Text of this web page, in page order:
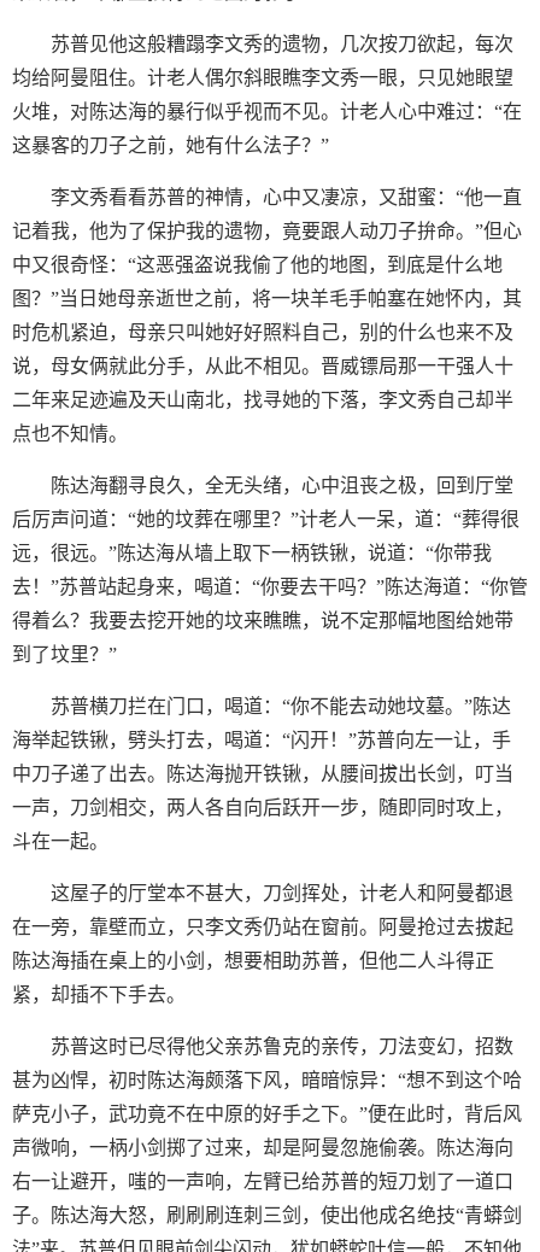
苏普见他这般糟蹋李文秀的遗物，几次按刀欲起，每次
均给阿曼阻住。计老人偶尔斜眼瞧李文秀一眼，只见她眼望
火堆，对陈达海的暴行似乎视而不见。计老人心中难过：“在
这暴客的刀子之前，她有什么法子？”
李文秀看看苏普的神情，心中又凄凉，又甜蜜：“他一直
记着我，他为了保护我的遗物，竟要跟人动刀子拚命。”但心
中又很奇怪：“这恶强盗说我偷了他的地图，到底是什么地
图？”当日她母亲逝世之前，将一块羊毛手帕塞在她怀内，其
时危机紧迫，母亲只叫她好好照料自己，别的什么也来不及
说，母女俩就此分手，从此不相见。晋威镖局那一干强人十
二年来足迹遍及天山南北，找寻她的下落，李文秀自己却半
点也不知情。
陈达海翻寻良久，全无头绪，心中沮丧之极，回到厅堂
后厉声问道：“她的坟葬在哪里？”计老人一呆，道：“葬得很
远，很远。”陈达海从墙上取下一柄铁锹，说道：“你带我
去！”苏普站起身来，喝道：“你要去干吗？”陈达海道：“你管
得着么？我要去挖开她的坟来瞧瞧，说不定那幅地图给她带
到了坟里？”
苏普横刀拦在门口，喝道：“你不能去动她坟墓。”陈达
海举起铁锹，劈头打去，喝道：“闪开！”苏普向左一让，手
中刀子递了出去。陈达海抛开铁锹，从腰间拔出长剑，叮当
一声，刀剑相交，两人各自向后跃开一步，随即同时攻上，
斗在一起。
这屋子的厅堂本不甚大，刀剑挥处，计老人和阿曼都退
在一旁，靠壁而立，只李文秀仍站在窗前。阿曼抢过去拔起
陈达海插在桌上的小剑，想要相助苏普，但他二人斗得正
紧，却插不下手去。
苏普这时已尽得他父亲苏鲁克的亲传，刀法变幻，招数
甚为凶悍，初时陈达海颇落下风，暗暗惊异：“想不到这个哈
萨克小子，武功竟不在中原的好手之下。”便在此时，背后风
声微响，一柄小剑掷了过来，却是阿曼忽施偷袭。陈达海向
右一让避开，嗤的一声响，左臂已给苏普的短刀划了一道口
子。陈达海大怒，刷刷刷连刺三剑，使出他成名绝技“青蟒剑